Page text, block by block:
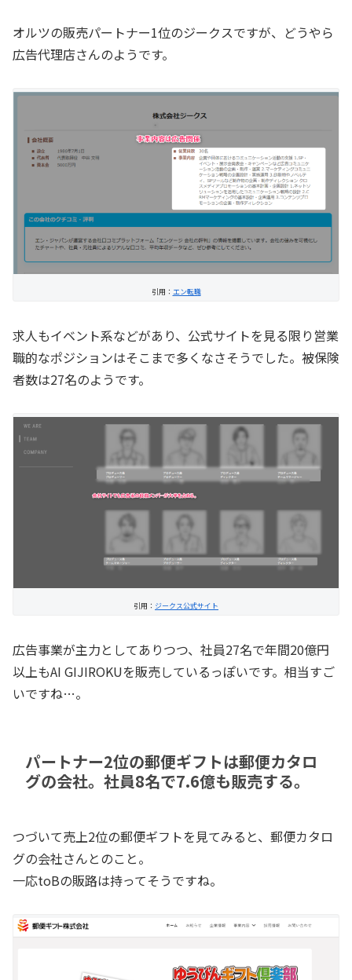
オルツの販売パートナー1位のジークスですが、どうやら
広告代理店さんのようです。
引用： エン転職
求人もイベント系などがあり、公式サイトを見る限り営業
職的なポジションはそこまで多くなさそうでした。被保険
者数は27名のようです。
引用： ジークス公式サイト
広告事業が主力としてありつつ、社員27名で年間20億円
以上もAI GIJIROKUを販売しているっぽいです。相当すご
いですね…。
パートナー2位の郵便ギフトは郵便カタロ
グの会社。社員8名で7.6億も販売する。
つづいて売上2位の郵便ギフトを見てみると、郵便カタロ
グの会社さんとのこと。
一応toBの販路は持ってそうですね。